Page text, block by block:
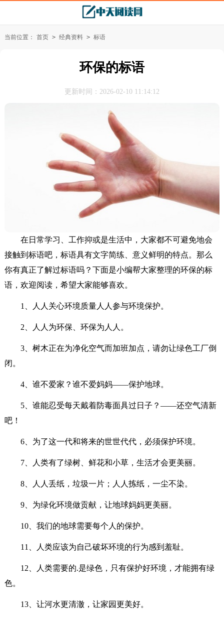
当前位置： 首页 > 经典资料 > 标语
环保的标语
更新时间：2026-02-10 11:14:12
在日常学习、工作抑或是生活中，大家都不可避免地会
接触到标语吧，标语具有文字简练、意义鲜明的特点。那么
你有真正了解过标语吗？下面是小编帮大家整理的环保的标
语，欢迎阅读，希望大家能够喜欢。
1、人人关心环境质量人人参与环境保护。
2、人人为环保、环保为人人。
3、树木正在为净化空气而加班加点，请勿让绿色工厂倒
闭。
4、谁不爱家？谁不爱妈妈——保护地球。
5、谁能忍受每天戴着防毒面具过日子？——还空气清新
吧！
6、为了这一代和将来的世世代代，必须保护环境。
7、人类有了绿树、鲜花和小草，生活才会更美丽。
8、人人丢纸，垃圾一片；人人拣纸，一尘不染。
9、为绿化环境做贡献，让地球妈妈更美丽。
10、我们的地球需要每个人的保护。
11、人类应该为自己破坏环境的行为感到羞耻。
12、人类需要的.是绿色，只有保护好环境，才能拥有绿
色。
13、让河水更清澈，让家园更美好。